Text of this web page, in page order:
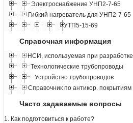
Электроснабжение УНП2-7-65
Гибкий нагреватель для УНП2-7-65
УТП5-15-69
Справочная информация
НСИ, используемая при разработке
Технологические трубопроводы
Устройство трубопроводов
Справочник по антикор. покрытиям
Часто задаваемые вопросы
1. Как подготовиться к работе?